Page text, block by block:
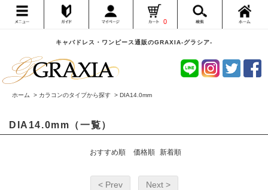
キャバドレス・ワンピース通販のGRAXIA-グラシア-
0
ホーム > カラコンのタイプから探す > DIA14.0mm
DIA14.0mm（一覧）
おすすめ順 価格順 新着順
< Prev Next >